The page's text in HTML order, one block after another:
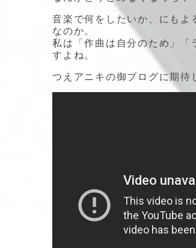
音楽で何をしたいか、にも
なのか。
私は「作曲は自分のため」
すよね。
つえアニキの御ブログに期待